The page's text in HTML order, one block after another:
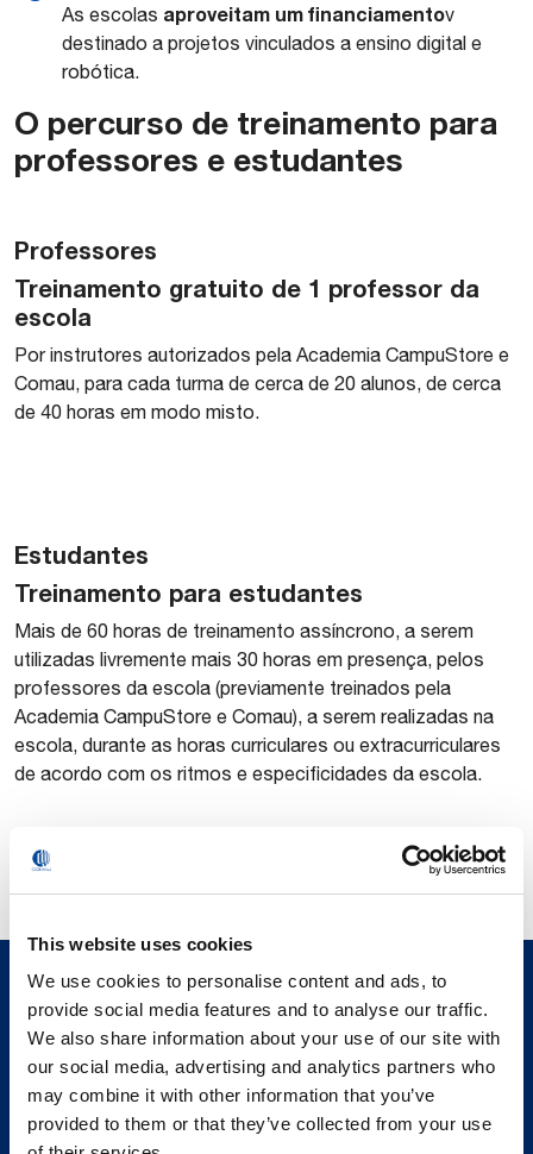
This website uses cookies
We use cookies to personalise content and ads, to
provide social media features and to analyse our traffic.
We also share information about your use of our site with
our social media, advertising and analytics partners who
may combine it with other information that you’ve
provided to them or that they’ve collected from your use
As escolas aproveitam um financiamentov
destinado a projetos vinculados a ensino digital e
robótica.
O percurso de treinamento para
professores e estudantes
Professores
Treinamento gratuito de 1 professor da
escola
Por instrutores autorizados pela Academia CampuStore e
Comau, para cada turma de cerca de 20 alunos, de cerca
de 40 horas em modo misto.
Estudantes
Treinamento para estudantes
Mais de 60 horas de treinamento assíncrono, a serem
utilizadas livremente mais 30 horas em presença, pelos
professores da escola (previamente treinados pela
Academia CampuStore e Comau), a serem realizadas na
escola, durante as horas curriculares ou extracurriculares
de acordo com os ritmos e especificidades da escola.